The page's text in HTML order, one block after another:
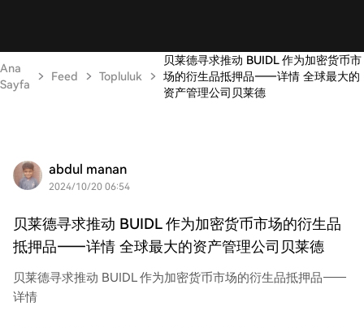
Ana
Sayfa
Feed Topluluk
贝莱德寻求推动 BUIDL 作为加密货币市
场的衍生品抵押品——详情 全球最大的
资产管理公司贝莱德
abdul manan
2024/10/20 06:54
贝莱德寻求推动 BUIDL 作为加密货币市场的衍生品
抵押品——详情 全球最大的资产管理公司贝莱德
贝莱德寻求推动 BUIDL 作为加密货币市场的衍生品抵押品——
详情